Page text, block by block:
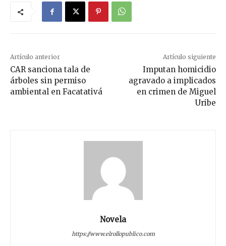
Artículo anterior
CAR sanciona tala de
árboles sin permiso
ambiental en Facatativá
Artículo siguiente
Imputan homicidio
agravado a implicados
en crimen de Miguel
Uribe
Novela
https://www.elrollopublico.com